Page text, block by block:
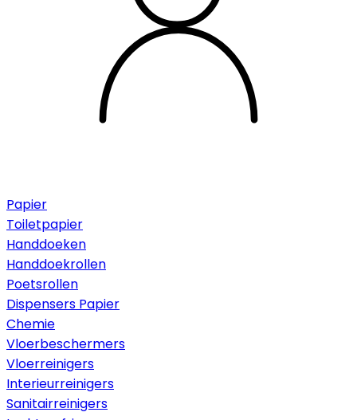
Papier
Toiletpapier
Handdoeken
Handdoekrollen
Poetsrollen
Dispensers Papier
Chemie
Vloerbeschermers
Vloerreinigers
Interieurreinigers
Sanitairreinigers